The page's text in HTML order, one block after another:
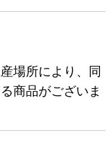
場所により、同
商品がございま